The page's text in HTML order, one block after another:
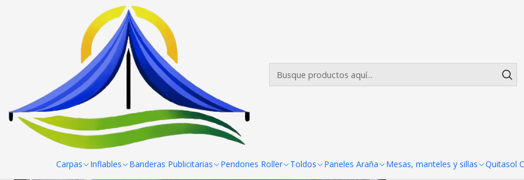
Carpas Inflables Banderas Publicitarias Pendones Roller Toldos Paneles Araña Mesas, manteles y sillas Quitasol
Trabajos hechos Cenefa frontal impresa por serigrafia a un color
|
Cenefa
COMPARTIR ESTE PRODUCTO